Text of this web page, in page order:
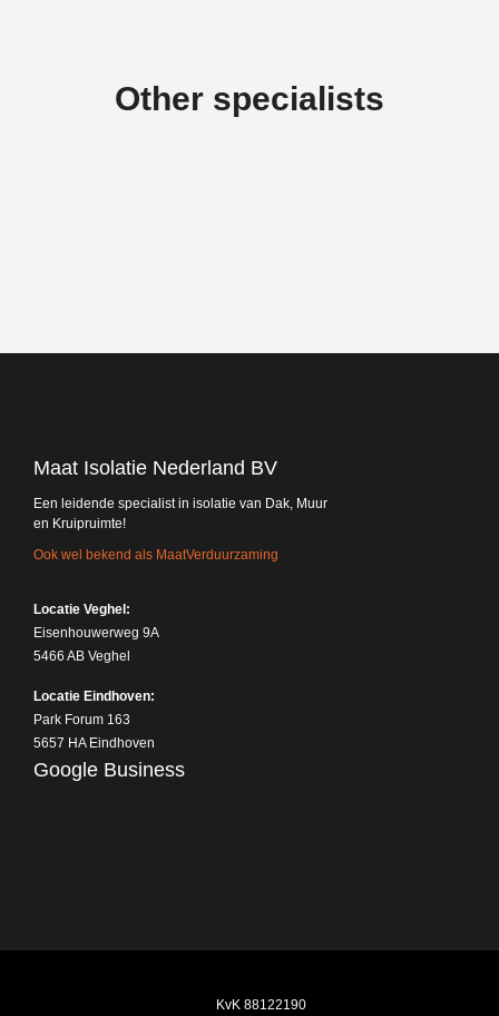
Other specialists
Maat Isolatie Nederland BV
Een leidende specialist in isolatie van Dak, Muur
en Kruipruimte!
Ook wel bekend als MaatVerduurzaming
Locatie Veghel:
Eisenhouwerweg 9A
5466 AB Veghel
Locatie Eindhoven:
Park Forum 163
5657 HA Eindhoven
Google Business
KvK 88122190